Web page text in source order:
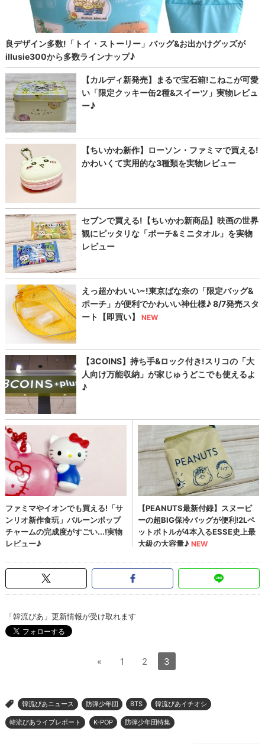
「韓流ぴあ」更新情報が受け取れます
« 1 2 3
> 韓流ぴあニュース 防弾少年団 BTS 韓流ぴあイチオシ
韓流ぴあライブレポート K-POP 防弾少年団特集